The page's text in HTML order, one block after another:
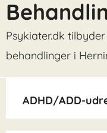
Psykiater.dk
behandlinger i
ADHD/ADD-